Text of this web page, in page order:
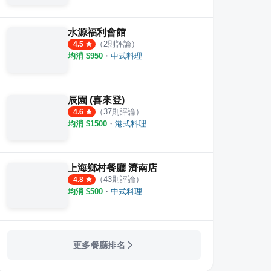
水源福利會館
4.5 （ 2則評論）
均消 $950 ・ 中式料理
辰園 (喜來登)
4.6 （37則評論）
均消 $1500 ・ 港式料理
上海鄉村餐廳 濟南店
4.8 （43則評論）
均消 $500 ・ 中式料理
更多餐廳排名